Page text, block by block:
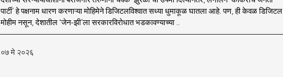
पार्टी’ हे पक्षनाम धारण करणाऱ्या मोहिमेने डिजिटलविश्वात सध्या धुमाकूळ घातला आहे. पण, ही केवळ डिजिटल
मोहीम नसून, देशातील ‌‘जेन-झी‌’ला सरकारविरोधात भडकावण्याच्या ..
०७ मे २०२६